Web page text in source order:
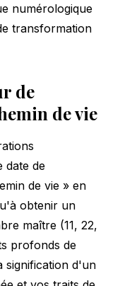
numérologique
transformation
de
de vie
date de
de vie » en
obtenir un
maître (11, 22,
profonds de
signification d'un